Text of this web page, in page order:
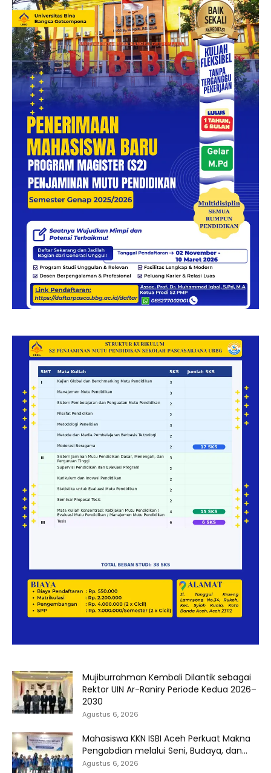
Mujiburrahman Kembali Dilantik sebagai
Rektor UIN Ar-Raniry Periode Kedua 2026–
2030
Agustus 6, 2026
Mahasiswa KKN ISBI Aceh Perkuat Makna
Pengabdian melalui Seni, Budaya, dan...
Agustus 6, 2026